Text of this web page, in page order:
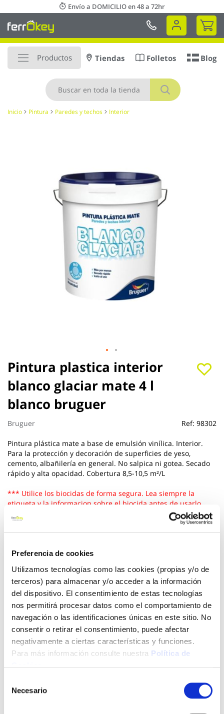
Preferencia de cookies
Utilizamos tecnologías como las cookies (propias y/o de
terceros) para almacenar y/o acceder a la información
del dispositivo. El consentimiento de estas tecnologías
nos permitirá procesar datos como el comportamiento de
navegación o las identificaciones únicas en este sitio. No
consentir o retirar el consentimiento, puede afectar
negativamente a ciertas características y funciones.
Para más información consulte nuestra Política de
Necesario
al
contenido
Envío a DOMICILIO en 48 a 72hr
Mi
Productos
Buscar
Tiendas Folletos Blog
Inicio Pintura Paredes y techos Interior
Pintura plastica interior
blanco glaciar mate 4 l
blanco bruguer
Bruguer Ref: 98302
Pintura plástica mate a base de emulsión vinílica. Interior.
Para la protección y decoración de superficies de yeso,
cemento, albañilería en general. No salpica ni gotea. Secado
rápido y alta opacidad. Cobertura 8,5-10,5 m²/L
*** Utilice los biocidas de forma segura. Lea siempre la
etiqueta y la informacion sobre el biocida antes de usarlo
Ver más
Añadir al carrito
Click&Collect - Recogida gratis
en nuestras tiendas
Envío a domicilio:
5 días hábiles
+ INFO
Saltar
al
comienzo
de
la
galería
de